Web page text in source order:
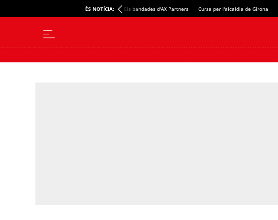
ÉS NOTÍCIA: Els bandades d'AX Partners Cursa per l'alcaldia de Girona